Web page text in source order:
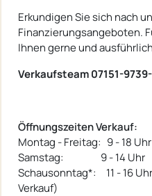
Erkundigen Sie sich nach
Finanzierungsangeboten.
Ihnen gerne und
Verkaufsteam 07151-
Öffnungszeiten Verkauf:
Montag - Freitag: 9 - 18 Uhr
Samstag: 9 - 14 Uhr
Schausonntag*: 11 - 16
Verkauf)